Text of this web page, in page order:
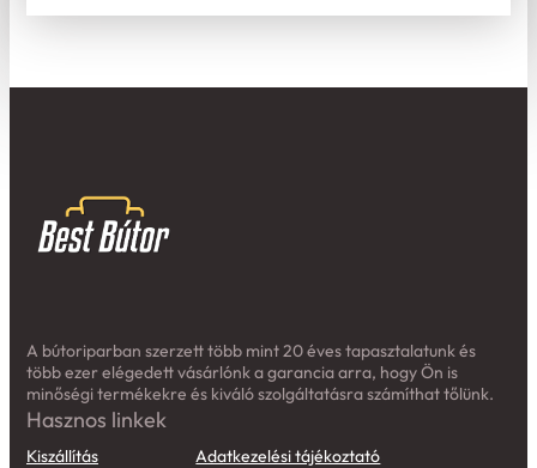
A bútoriparban szerzett több mint 20 éves tapasztalatunk és
több ezer elégedett vásárlónk a garancia arra, hogy Ön is
minőségi termékekre és kiváló szolgáltatásra számíthat tőlünk.
Hasznos linkek
Kiszállítás
Adatkezelési tájékoztató